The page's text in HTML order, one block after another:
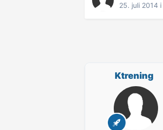
25. juli 2014 i
Ktrening